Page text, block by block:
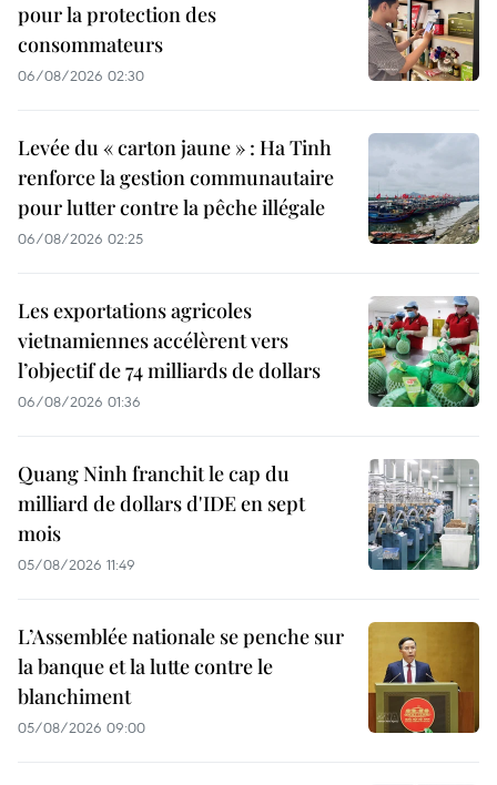
pour la protection des
consommateurs
06/08/2026 02:30
Levée du « carton jaune » : Ha Tinh
renforce la gestion communautaire
pour lutter contre la pêche illégale
06/08/2026 02:25
Les exportations agricoles
vietnamiennes accélèrent vers
l’objectif de 74 milliards de dollars
06/08/2026 01:36
Quang Ninh franchit le cap du
milliard de dollars d'IDE en sept
mois
05/08/2026 11:49
L’Assemblée nationale se penche sur
la banque et la lutte contre le
blanchiment
05/08/2026 09:00